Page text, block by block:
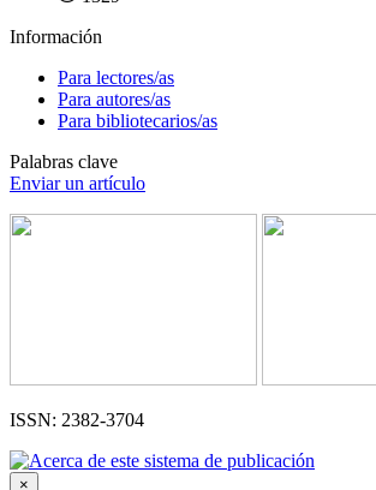
Información
Para lectores/as
Para autores/as
Para bibliotecarios/as
Palabras clave
Enviar un artículo
ISSN: 2382-3704
×